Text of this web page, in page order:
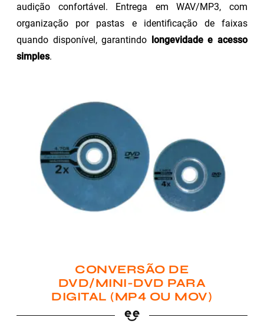
audição confortável. Entrega em WAV/MP3, com
organização por pastas e identificação de faixas
quando disponível, garantindo longevidade e acesso
simples.
CONVERSÃO DE
DVD/MINI-DVD PARA
DIGITAL (MP4 OU MOV)